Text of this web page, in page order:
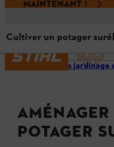
MAINTENANT !
Conseils jardinage
POTAGER
Cultiver un potager
Remplissage en
Cultiver un potager